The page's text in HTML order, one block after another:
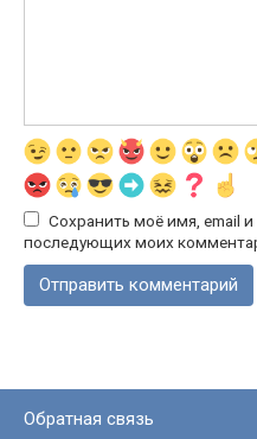
Сохранить моё имя, email и
последующих моих
Обратная связь